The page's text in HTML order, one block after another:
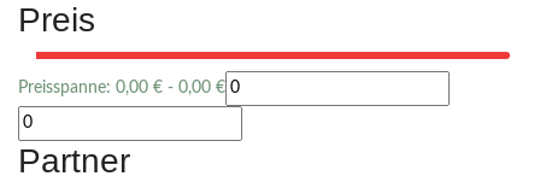
Preis
Preisspanne: 0,00 € - 0,00 €
Partner